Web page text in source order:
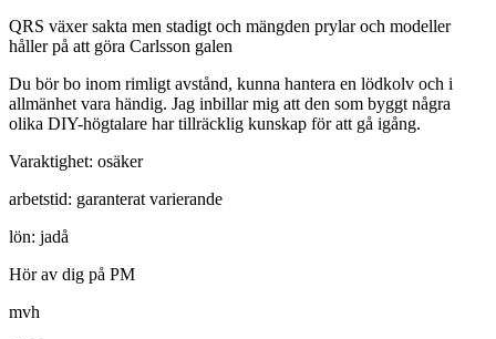
QRS växer sakta men stadigt och mängden prylar och modeller
håller på att göra Carlsson galen
Du bör bo inom rimligt avstånd, kunna hantera en lödkolv och i
allmänhet vara händig. Jag inbillar mig att den som byggt några
olika DIY-högtalare har tillräcklig kunskap för att gå igång.
Varaktighet: osäker
arbetstid: garanterat varierande
lön: jadå
Hör av dig på PM
mvh